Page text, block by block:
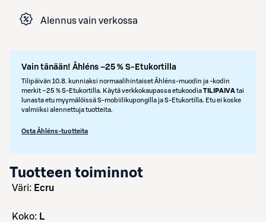
Alennus vain verkossa
Vain tänään! Åhléns –25 % S-Etukortilla
Tilipäivän 10.8. kunniaksi normaalihintaiset Åhléns-muodin ja -kodin
merkit –25 % S‑Etukortilla. Käytä verkkokaupassa etukoodiaTILIPAIVAtai
lunasta etu myymälöissä S‑mobiilikupongilla ja S‑Etukortilla. Etu ei koske
valmiiksi alennettuja tuotteita.
Osta Åhléns-tuotteita
Tuotteen toiminnot
väri: Ecru
koko: L